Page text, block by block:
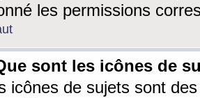
les permissions
sont les icônes de
icônes de sujets sont